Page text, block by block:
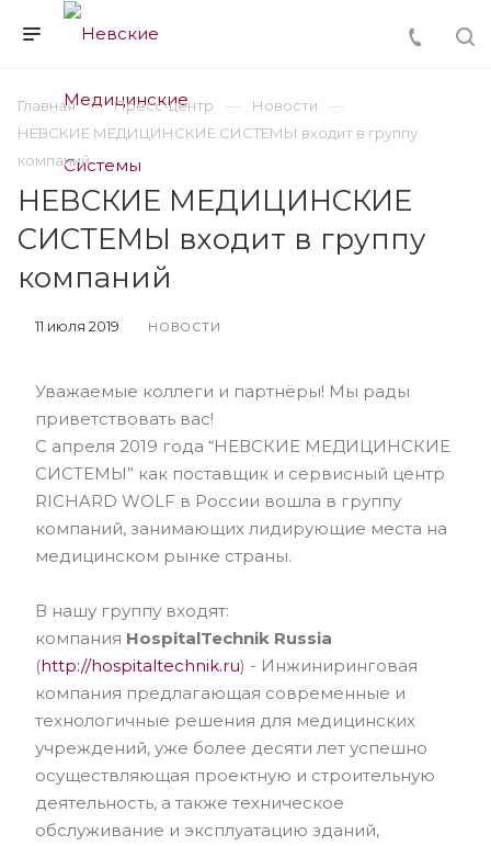
Главная Пресс-центр
Новости
НЕВСКИЕ МЕДИЦИНСКИЕ СИСТЕМЫ входит в группу
компаний
НЕВСКИЕ МЕДИЦИНСКИЕ
СИСТЕМЫ входит в группу
компаний
11 июля 2019 НОВОСТИ
Уважаемые коллеги и партнёры! Мы рады
приветствовать вас!
С апреля 2019 года “НЕВСКИЕ МЕДИЦИНСКИЕ
СИСТЕМЫ” как поставщик и сервисный центр
RICHARD WOLF в России вошла в группу
компаний, занимающих лидирующие места на
медицинском рынке страны.
В нашу группу входят:
компания HospitalTechnik Russia
(http://hospitaltechnik.ru) - Инжиниринговая
компания предлагающая современные и
технологичные решения для медицинских
учреждений, уже более десяти лет успешно
осуществляющая проектную и строительную
деятельность, а также техническое
обслуживание и эксплуатацию зданий,